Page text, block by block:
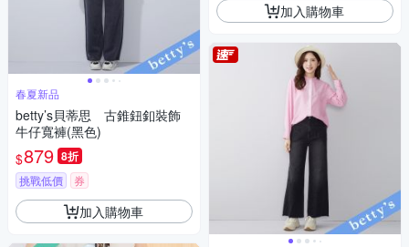
春夏新品
betty’s貝蒂思 古錐鈕釦裝飾
牛仔寬褲(黑色)
$879 8折
挑戰低價 券
加入購物車
加入購物車